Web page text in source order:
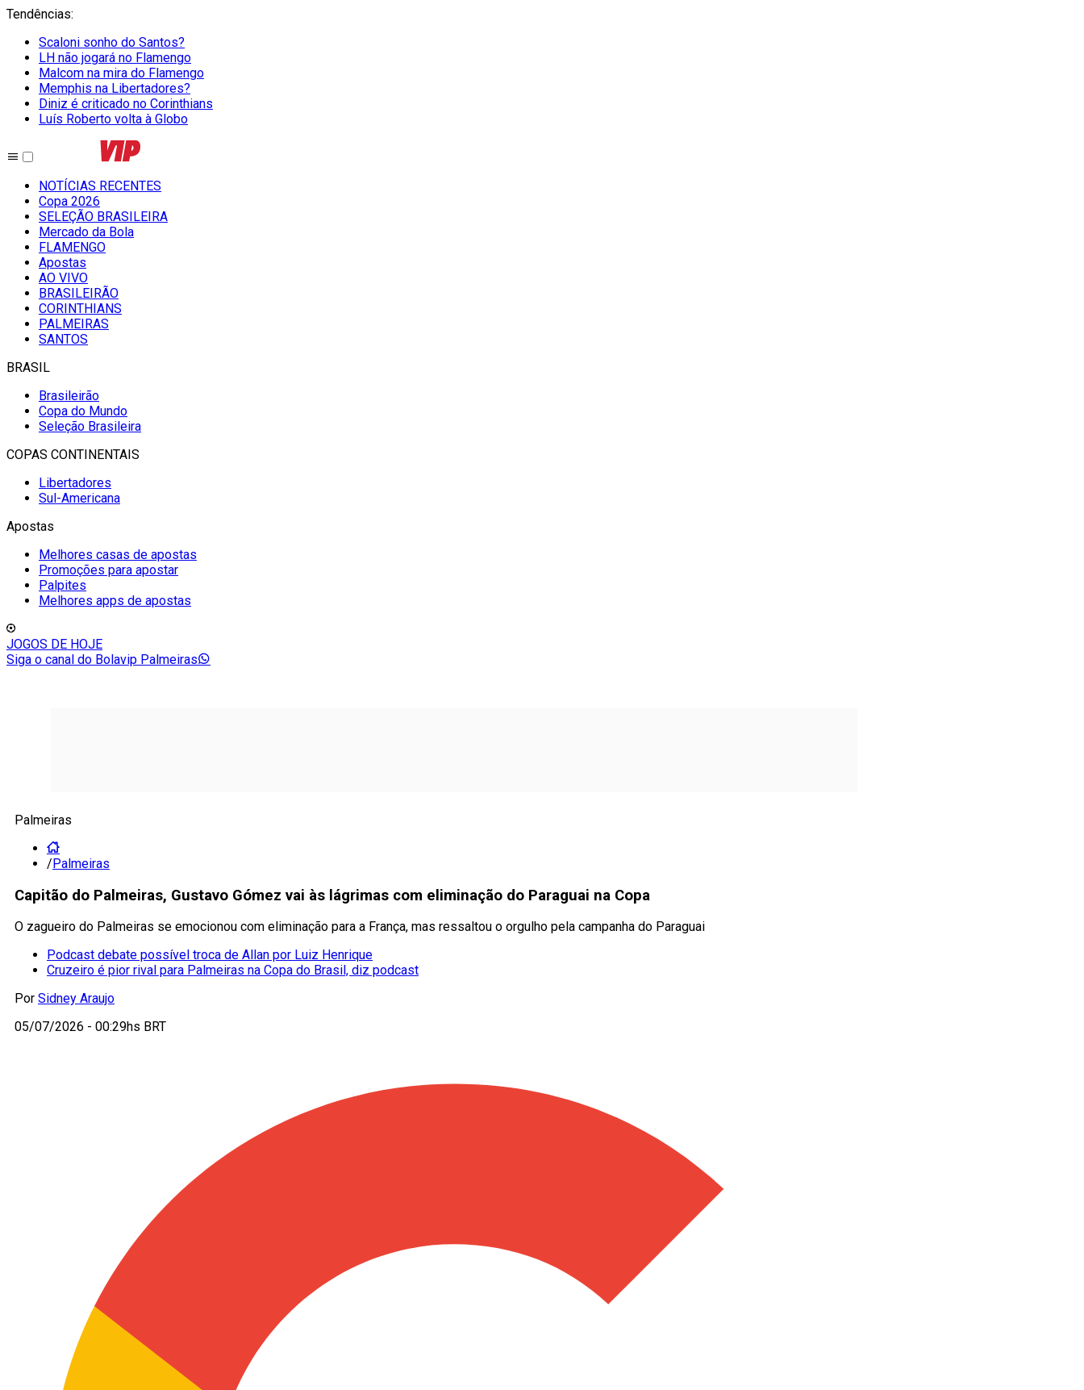
Tendências:
Scaloni sonho do Santos?
LH não jogará no Flamengo
Malcom na mira do Flamengo
Memphis na Libertadores?
Diniz é criticado no Corinthians
Luís Roberto volta à Globo
NOTÍCIAS RECENTES
Copa 2026
SELEÇÃO BRASILEIRA
Mercado da Bola
FLAMENGO
Apostas
AO VIVO
BRASILEIRÃO
CORINTHIANS
PALMEIRAS
SANTOS
BRASIL
Brasileirão
Copa do Mundo
Seleção Brasileira
COPAS CONTINENTAIS
Libertadores
Sul-Americana
Apostas
Melhores casas de apostas
Promoções para apostar
Palpites
Melhores apps de apostas
JOGOS DE HOJE
Siga o canal do Bolavip Palmeiras
Palmeiras
/Palmeiras
Capitão do Palmeiras, Gustavo Gómez vai às lágrimas com eliminação do Paraguai na Copa
O zagueiro do Palmeiras se emocionou com eliminação para a França, mas ressaltou o orgulho pela campanha do Paraguai
Podcast debate possível troca de Allan por Luiz Henrique
Cruzeiro é pior rival para Palmeiras na Copa do Brasil, diz podcast
Por Sidney Araujo
05/07/2026 - 00:29hs BRT